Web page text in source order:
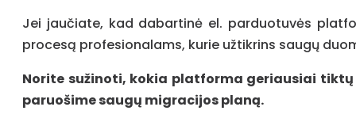
Jei jaučiate, kad dabartinė el. parduotuvės
procesą profesionalams, kurie užtikrins saugų
Norite sužinoti, kokia platforma geriausiai
paruošime saugų migracijos planą.